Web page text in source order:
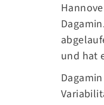
und hat